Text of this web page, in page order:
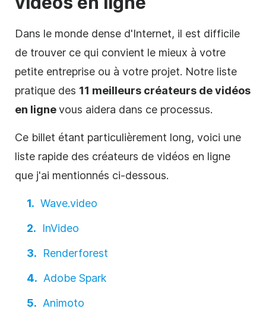
Dans le monde dense d'Internet, il est difficile
de trouver ce qui convient le mieux à votre
petite entreprise ou à votre projet. Notre liste
pratique des 11 meilleurs créateurs de vidéos
en lignevous aidera dans ce processus.
Ce billet étant particulièrement long, voici une
liste rapide des créateurs de vidéos en ligne
que j'ai mentionnés ci-dessous.
Wave.video
InVideo
Renderforest
Adobe Spark
Animoto